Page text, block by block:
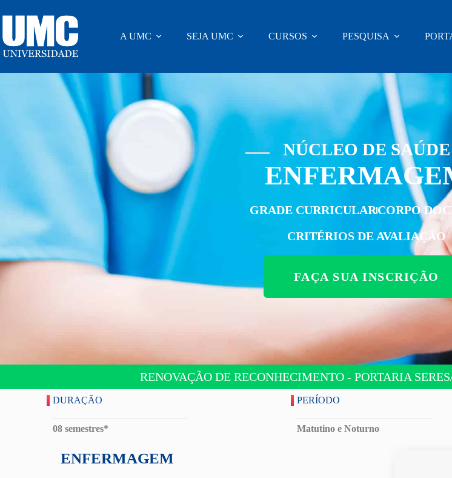
A UMC SEJA UMC CURSOS PESQUISA
NÚCLEO DE SAÚDE
GRADE CURRICULARCORPO
CRITÉRIOS DE AVALIAÇÃO
FAÇA SUA INSCRIÇÃO
RENOVAÇÃO DE RECONHECIMENTO - PORTARIA
DURAÇÃO
08 semestres*
PERÍODO
Matutino e Noturno
ENFERMAGEM